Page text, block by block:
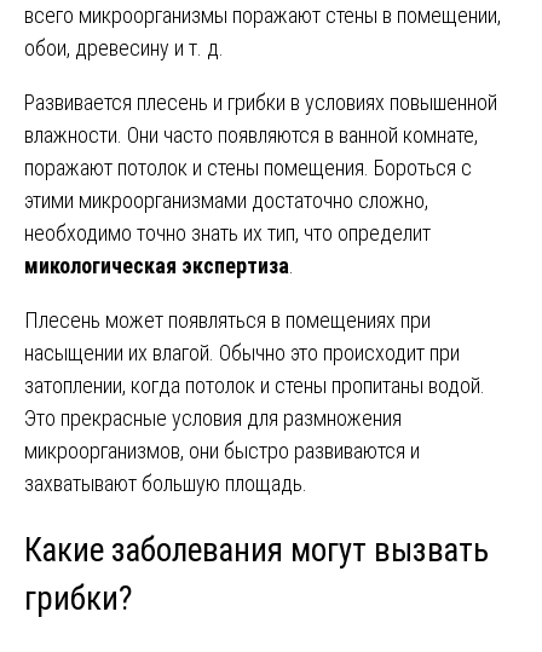
всего микроорганизмы поражают стены в помещении,
обои, древесину и т. д.
Развивается плесень и грибки в условиях повышенной
влажности. Они часто появляются в ванной комнате,
поражают потолок и стены помещения. Бороться с
этими микроорганизмами достаточно сложно,
необходимо точно знать их тип, что определит
микологическая экспертиза
Плесень может появляться в помещениях при
насыщении их влагой. Обычно это происходит при
затоплении, когда потолок и стены пропитаны водой.
Это прекрасные условия для размножения
микроорганизмов, они быстро развиваются и
захватывают большую площадь.
Какие заболевания могут вызвать
грибки?